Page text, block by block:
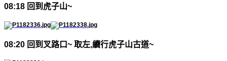
08:18 回到虎子山~
08:20 回到叉路口~ 取左,續行虎子山古道~